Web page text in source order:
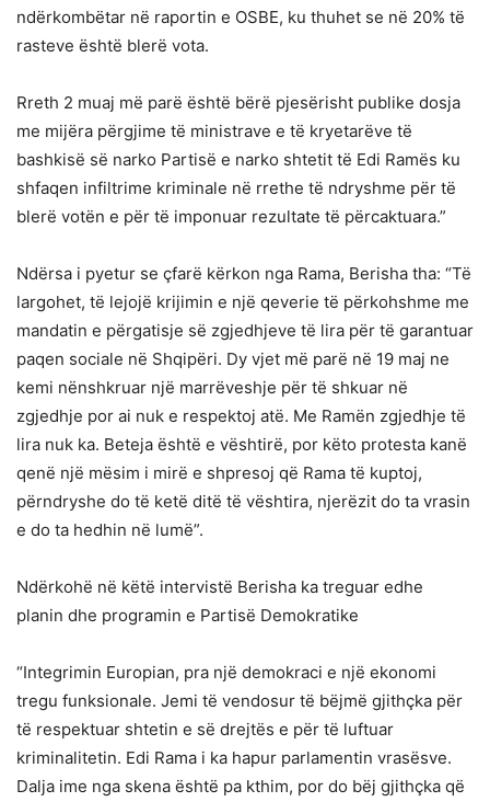
ndërkombëtar në raportin e OSBE, ku thuhet se në 20% të
rasteve është blerë vota.
Rreth 2 muaj më parë është bërë pjesërisht publike dosja
me mijëra përgjime të ministrave e të kryetarëve të
bashkisë së narko Partisë e narko shtetit të Edi Ramës ku
shfaqen infiltrime kriminale në rrethe të ndryshme për të
blerë votën e për të imponuar rezultate të përcaktuara.”
Ndërsa i pyetur se çfarë kërkon nga Rama, Berisha tha: “Të
largohet, të lejojë krijimin e një qeverie të përkohshme me
mandatin e përgatisje së zgjedhjeve të lira për të garantuar
paqen sociale në Shqipëri. Dy vjet më parë në 19 maj ne
kemi nënshkruar një marrëveshje për të shkuar në
zgjedhje por ai nuk e respektoj atë. Me Ramën zgjedhje të
lira nuk ka. Beteja është e vështirë, por këto protesta kanë
qenë një mësim i mirë e shpresoj që Rama të kuptoj,
përndryshe do të ketë ditë të vështira, njerëzit do ta vrasin
e do ta hedhin në lumë”.
Ndërkohë në këtë intervistë Berisha ka treguar edhe
planin dhe programin e Partisë Demokratike
“Integrimin Europian, pra një demokraci e një ekonomi
tregu funksionale. Jemi të vendosur të bëjmë gjithçka për
të respektuar shtetin e së drejtës e për të luftuar
kriminalitetin. Edi Rama i ka hapur parlamentin vrasësve.
Dalja ime nga skena është pa kthim, por do bëj gjithçka që